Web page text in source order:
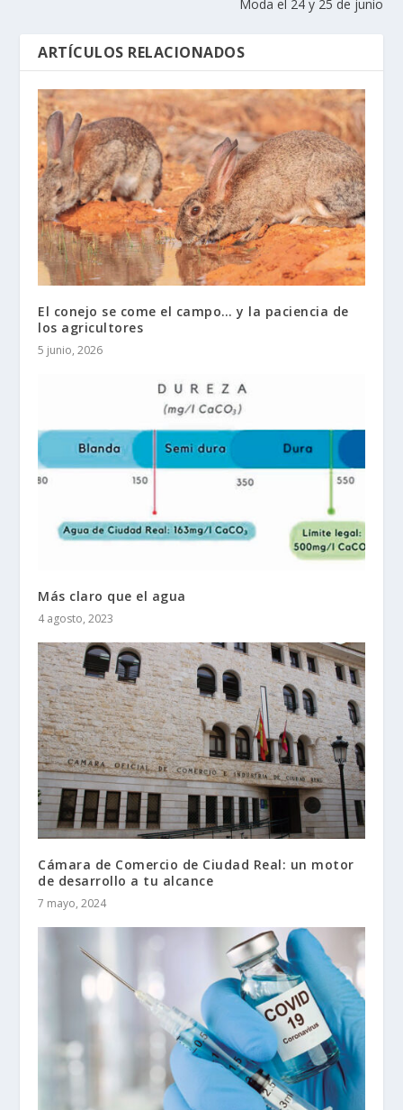
Moda el 24 y 25 de junio
ARTÍCULOS RELACIONADOS
El conejo se come el campo… y la paciencia de
los agricultores
5 junio, 2026
Más claro que el agua
4 agosto, 2023
Cámara de Comercio de Ciudad Real: un motor
de desarrollo a tu alcance
7 mayo, 2024